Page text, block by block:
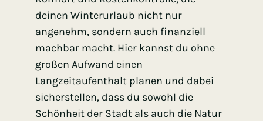
deinen Winterurlaub nicht nur
angenehm, sondern auch finanziell
machbar macht. Hier kannst du ohne
großen Aufwand einen
Langzeitaufenthalt planen und dabei
sicherstellen, dass du sowohl die
Schönheit der Stadt als auch die Natur